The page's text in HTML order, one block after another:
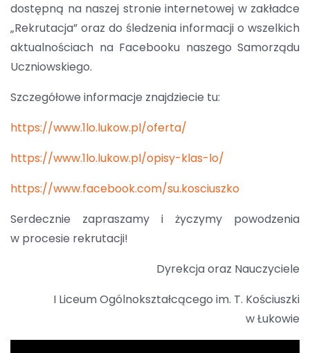
dostępną na naszej stronie internetowej w zakładce
„Rekrutacja” oraz do śledzenia informacji o wszelkich
aktualnościach na Facebooku naszego Samorządu
Uczniowskiego.
Szczegółowe informacje znajdziecie tu:
https://www.1lo.lukow.pl/oferta/
https://www.1lo.lukow.pl/opisy-klas-lo/
https://www.facebook.com/su.kosciuszko
Serdecznie zapraszamy i życzymy powodzenia
w procesie rekrutacji!
Dyrekcja oraz Nauczyciele
I Liceum Ogólnokształcącego im. T. Kościuszki
w Łukowie